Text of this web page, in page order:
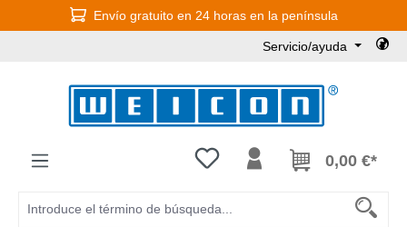
Saltar al contenido principalEnvío gratuito en 24 horas en la península
Servicio/ayuda
Tienes 0 artículos en tu lista de
0,00 €*